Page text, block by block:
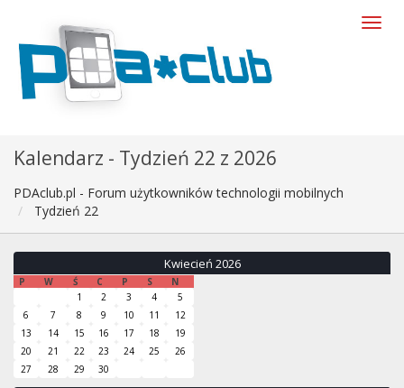
Kalendarz - Tydzień 22 z 2026
PDAclub.pl - Forum użytkowników technologii mobilnych
Tydzień 22
Kwiecień 2026
P W Ś C P S
N
1
2 3 4
5
6
7 8 9 10 11
12
13
14 15 16 17 18
19
20
21 22 23 24 25
26
27
28 29 30